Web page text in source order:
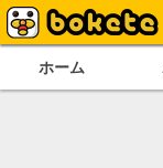
ホーム